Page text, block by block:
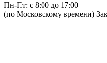
Пн-Пт: с 8:00 до 17:00
(по Московскому времени)